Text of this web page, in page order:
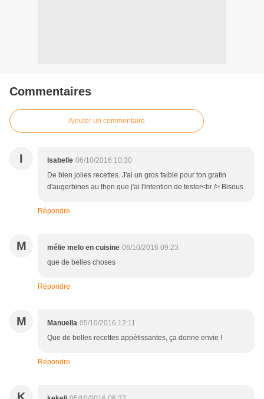
Commentaires
Ajouter un commentaire
I Isabelle 06/10/2016 10:30
De bien jolies recettes. J'ai un gros faible pour ton gratin
d'augerbines au thon que j'ai l'intention de tester<br /> Bisous
Répondre
M mélie melo en cuisine 06/10/2016 09:23
que de belles choses
Répondre
M Manuella 05/10/2016 12:11
Que de belles recettes appétissantes, ça donne envie !
Répondre